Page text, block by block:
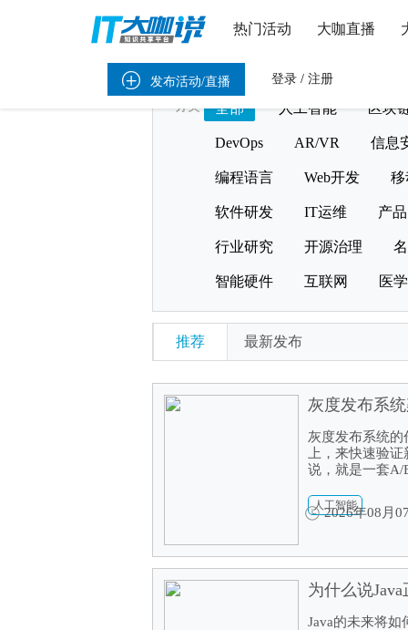
热门活动 大咖直播
 发布活动/直播 登录/ 注册
分类
全部 人工智能 区块
DevOps AR/VR 信息
编程语言 Web开发 移
软件研发 IT运维 产品
行业研究 开源治理
智能硬件 互联网 医学
推荐 最新发布
灰度发布系
灰度发布系统
上，来快速验
说，就是一套A/
人工智能
2026年08月
为什么说
Java的未来将如